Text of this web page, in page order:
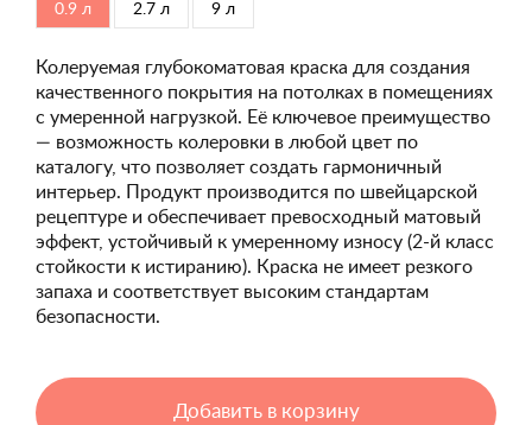
0.9 л 2.7 л 9 л
Колеруемая глубокоматовая краска для создания
качественного покрытия на потолках в помещениях
с умеренной нагрузкой. Её ключевое преимущество
— возможность колеровки в любой цвет по
каталогу, что позволяет создать гармоничный
интерьер. Продукт производится по швейцарской
рецептуре и обеспечивает превосходный матовый
эффект, устойчивый к умеренному износу (2-й класс
стойкости к истиранию). Краска не имеет резкого
запаха и соответствует высоким стандартам
безопасности.
Добавить в корзину